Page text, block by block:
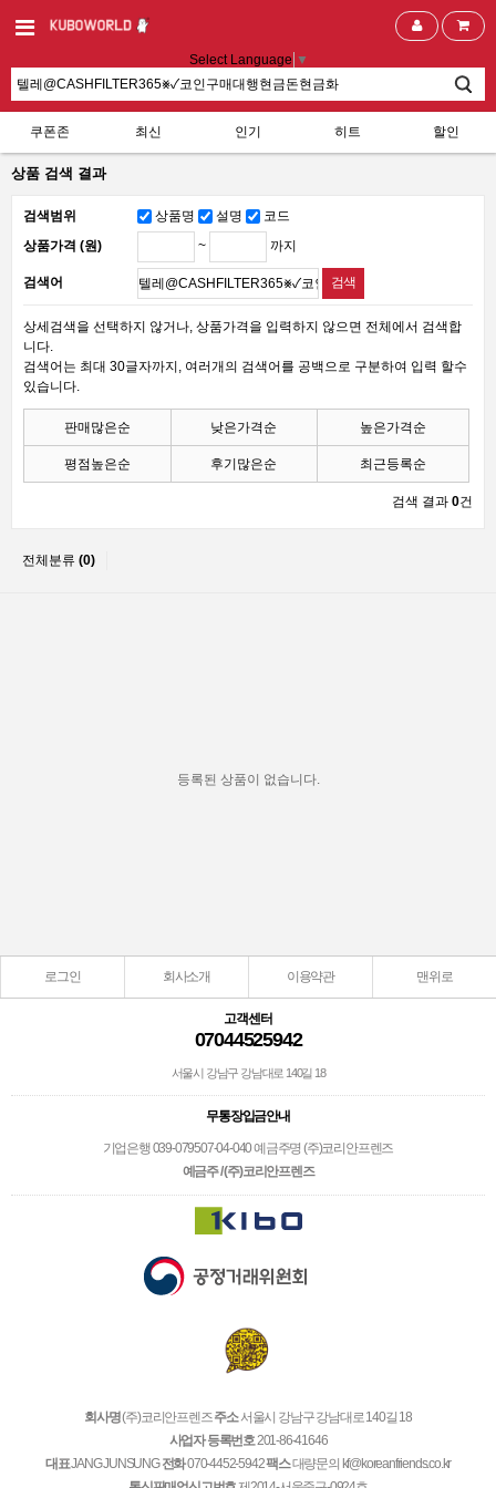
Select Language ▼
쿠폰존 최신 인기 히트 할인
상품 검색 결과
검색범위 상품명 설명
코드
상품가격 (원)
~ 까지
검색어
상세검색을 선택하지 않거나, 상품가격을 입력하지 않으면 전체에서 검색합
니다.
검색어는 최대 30글자까지, 여러개의 검색어를 공백으로 구분하여 입력 할수
있습니다.
판매많은순 낮은가격순 높은가격순
평점높은순 후기많은순 최근등록순
검색 결과 0건
전체분류 (0)
등록된 상품이 없습니다.
로그인 회사소개 이용약관 맨위로
고객센터
07044525942
서울시 강남구 강남대로 140길 18
무통장입금안내
기업은행 039-079507-04-040 예금주명 (주)코리안프렌즈
예금주 / (주)코리안프렌즈
회사명(주)코리안프렌즈주소서울시 강남구 강남대로 140길 18
사업자 등록번호201-86-41646
대표JANG JUNSUNG 전화070-4452-5942팩스대량문의 kf@koreanfriends.co.kr